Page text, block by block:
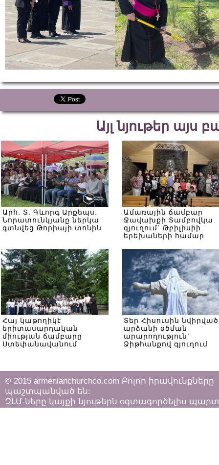
Այլ նյութեր այս
Արհ. Տ. Գևորգ Արքեպս.
Նորատունկյանը ներկա
գտնվեց Թորիայի տոնին
Ամառային ճամբար
Ջավախքի Տամբովկա
գյուղում` Թբիլիսիի
երեխաների համար
Հայ կաթողիկէ
երիտասարդական
միության ճամբարը
Ստեփանավանում
Տեր Հիսուսին նվիրված
արձանի օծման
արարողություն`
Ձիթհանքով գյուղում
© 2015 armenianchurchco.com Բոլոր իրավունքները
պաշտպանված են:
ԶԼՄ-ները կայքի նյութերն օգտագործելիս